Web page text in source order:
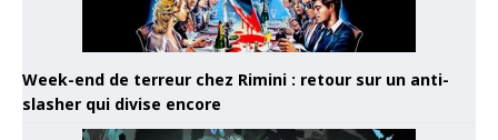
Week-end de terreur chez Rimini : retour sur un anti-
slasher qui divise encore